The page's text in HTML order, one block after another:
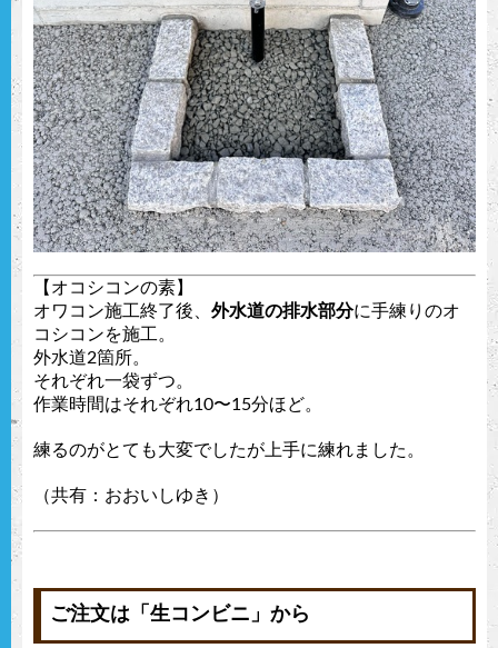
【オコシコンの素】
オワコン施工終了後、 外水道の排水部分に手練りのオ
コシコンを施工。
外水道2箇所。
それぞれ一袋ずつ。
作業時間はそれぞれ10〜15分ほど。
練るのがとても大変でしたが上手に練れました。
（共有：おおいしゆき）
ご注文は「生コンビニ」から